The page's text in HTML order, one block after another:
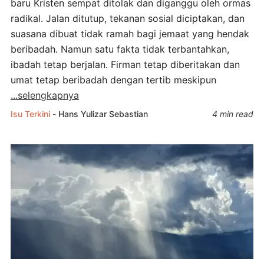
baru Kristen sempat ditolak dan diganggu oleh ormas
radikal. Jalan ditutup, tekanan sosial diciptakan, dan
suasana dibuat tidak ramah bagi jemaat yang hendak
beribadah. Namun satu fakta tidak terbantahkan,
ibadah tetap berjalan. Firman tetap diberitakan dan
umat tetap beribadah dengan tertib meskipun
...selengkapnya
Isu Terkini - Hans Yulizar Sebastian 4 min read